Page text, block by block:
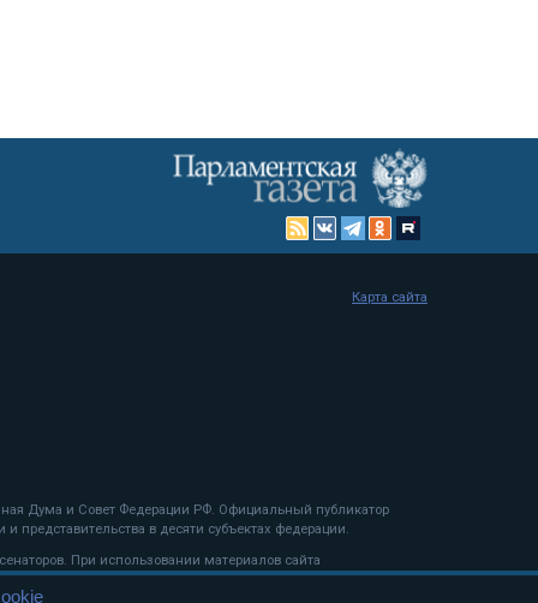
Дума и Совет Федерации РФ. Официальный публикатор
представительства в десяти субъектах федерации.
При использовании материалов сайта
Карта сайта